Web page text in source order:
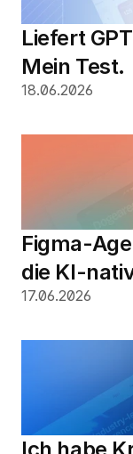
Liefert
Mein Test.
18.06.2026
Figma-
die KI-
17.06.2026